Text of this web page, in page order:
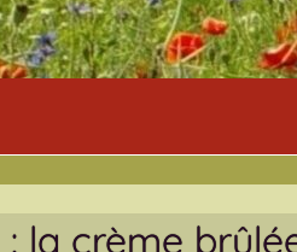
la crème